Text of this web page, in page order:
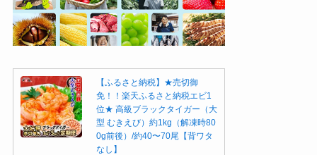
【ふるさと納税】★売切御
免！！楽天ふるさと納税エビ1
位★ 高級ブラックタイガー（大
型 むきえび）約1kg（解凍時80
0g前後）/約40〜70尾【背ワタ
なし】